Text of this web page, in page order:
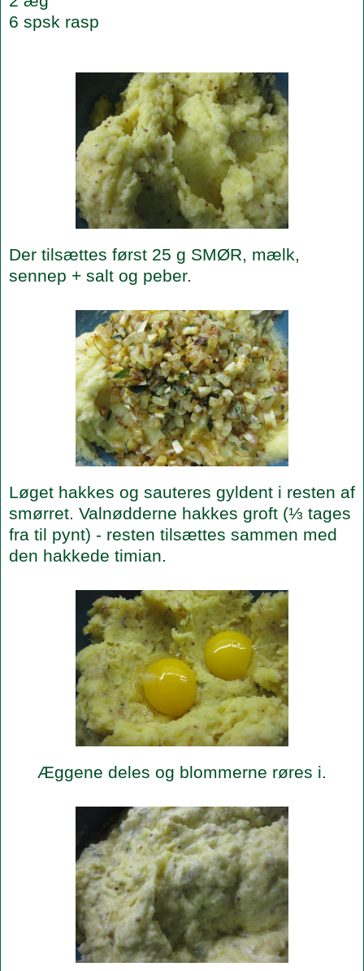
6 spsk rasp
Der tilsættes først 25 g SMØR, mælk,
sennep + salt og peber.
Løget hakkes og sauteres gyldent i resten af
smørret. Valnødderne hakkes groft (⅓ tages
fra til pynt) - resten tilsættes sammen med
den hakkede timian.
Æggene deles og blommerne røres i.